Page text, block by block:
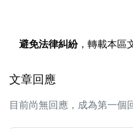
避免法律糾紛，轉載本區
文章回應
目前尚無回應，成為第一個